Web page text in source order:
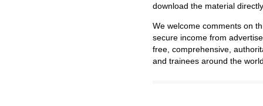
download the material
We welcome comments on
secure income from
free, comprehensive,
and trainees around the